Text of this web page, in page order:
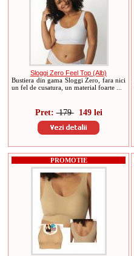
Sloggi Zero Feel Top (Alb)
Bustiera din gama Sloggi Zero, fara nici
un fel de cusatura, un material foarte ...
Pret:179149 lei
PROMOTIE